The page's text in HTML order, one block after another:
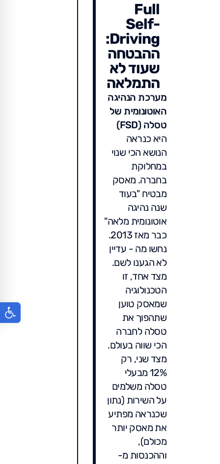
Full
Self-
Driving:
ההבטחה
שעוד לא
התמלאה
מערכת הנהיגה
האוטונומית של
טסלה (FSD)
היא כנראה
הנושא הכי שנוי
במחלוקת
בחברה. מאסק
מבטיח "בעוד
שנה נהיגה
אוטונומית מלאה"
כבר מאז 2013.
נחשו מה - עדיין
לא הגענו לשם.
מצד אחד, זו
הטכנולוגיה
שמאסק טוען
שתהפוך את
טסלה לחברה
הכי שווה בעולם.
מצד שני, רק
12% מבעלי
טסלה משלמים
על השירות (נתון
שכנראה מפתיע
את מאסק יותר
מכולם),
וההכנסות מ-
פתח